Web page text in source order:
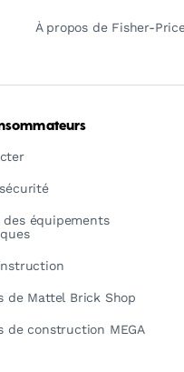
À propos de Fisher-
équipements
de Mattel Brick Shop
de construction MEGA